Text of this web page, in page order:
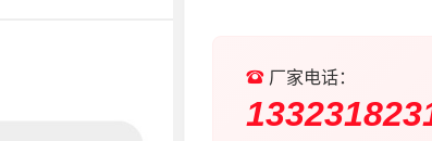
厂家电话：